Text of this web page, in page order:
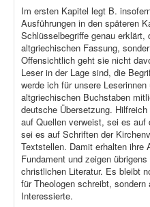
Im ersten Kapitel legt B.
Ausführungen in den späteren
Schlüsselbegriffe genau erklärt,
altgriechischen Fassung,
Offensichtlich geht sie nicht
Leser in der Lage sind, die
werde ich für unsere
altgriechischen Buchstaben
deutsche Übersetzung.
auf Quellen verweist, sei es auf
sei es auf Schriften der
Textstellen. Damit erhalten ihre
Fundament und zeigen
christlichen Literatur. Es bleibt
für Theologen schreibt,
Interessierte.